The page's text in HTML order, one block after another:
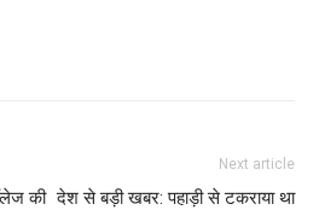
की
Next article
देश से बड़ी खबर: पहाड़ी से टकराया था